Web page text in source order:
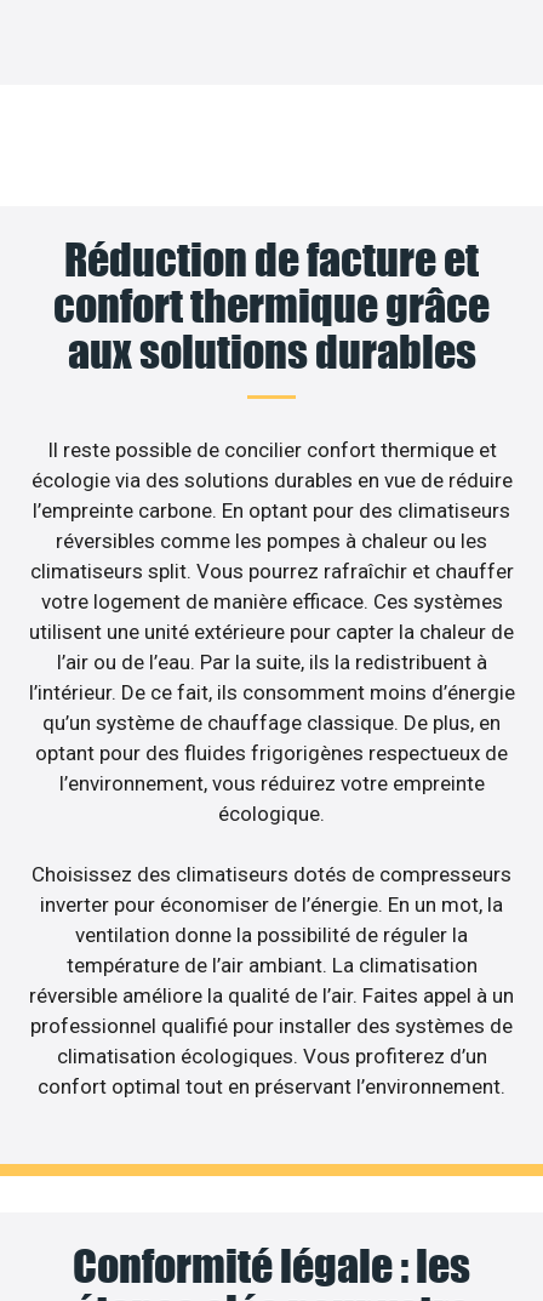
Réduction de facture et
confort thermique grâce
aux solutions durables
Il reste possible de concilier confort thermique et
écologie via des solutions durables en vue de réduire
l’empreinte carbone. En optant pour des climatiseurs
réversibles comme les pompes à chaleur ou les
climatiseurs split. Vous pourrez rafraîchir et chauffer
votre logement de manière efficace. Ces systèmes
utilisent une unité extérieure pour capter la chaleur de
l’air ou de l’eau. Par la suite, ils la redistribuent à
l’intérieur. De ce fait, ils consomment moins d’énergie
qu’un système de chauffage classique. De plus, en
optant pour des fluides frigorigènes respectueux de
l’environnement, vous réduirez votre empreinte
écologique.
Choisissez des climatiseurs dotés de compresseurs
inverter pour économiser de l’énergie. En un mot, la
ventilation donne la possibilité de réguler la
température de l’air ambiant. La climatisation
réversible améliore la qualité de l’air. Faites appel à un
professionnel qualifié pour installer des systèmes de
climatisation écologiques. Vous profiterez d’un
confort optimal tout en préservant l’environnement.
Conformité légale : les